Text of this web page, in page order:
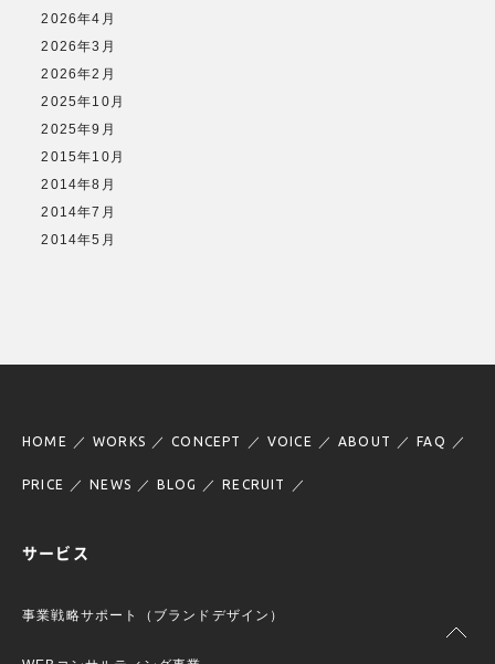
2026年4月
2026年3月
2026年2月
2025年10月
2025年9月
2015年10月
2014年8月
2014年7月
2014年5月
HOME WORKS CONCEPT VOICE ABOUT FAQ
PRICE NEWS BLOG RECRUIT
サービス
事業戦略サポート（ブランドデザイン）